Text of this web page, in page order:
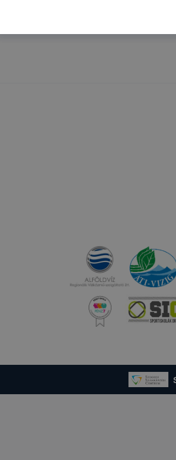
használja: információ gyűjtése
honlapot -annak felmérésével,
használja leginkább, így